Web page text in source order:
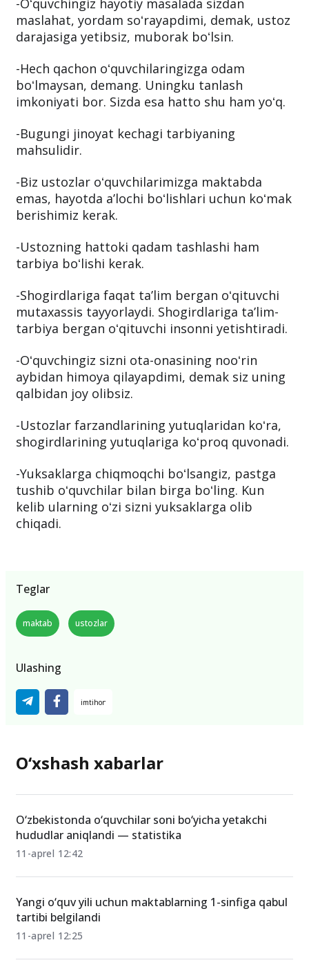
-Oʻquvchingiz hayotiy masalada sizdan
maslahat, yordam soʻrayapdimi, demak, ustoz
darajasiga yetibsiz, muborak boʻlsin.
-Hech qachon oʻquvchilaringizga odam
boʻlmaysan, demang. Uningku tanlash
imkoniyati bor. Sizda esa hatto shu ham yoʻq.
-Bugungi jinoyat kechagi tarbiyaning
mahsulidir.
-Biz ustozlar oʻquvchilarimizga maktabda
emas, hayotda aʼlochi boʻlishlari uchun koʻmak
berishimiz kerak.
-Ustozning hattoki qadam tashlashi ham
tarbiya boʻlishi kerak.
-Shogirdlariga faqat taʼlim bergan oʻqituvchi
mutaxassis tayyorlaydi. Shogirdlariga taʼlim-
tarbiya bergan oʻqituvchi insonni yetishtiradi.
-Oʻquvchingiz sizni ota-onasining nooʻrin
aybidan himoya qilayapdimi, demak siz uning
qalbidan joy olibsiz.
-Ustozlar farzandlarining yutuqlaridan koʻra,
shogirdlarining yutuqlariga koʻproq quvonadi.
-Yuksaklarga chiqmoqchi boʻlsangiz, pastga
tushib oʻquvchilar bilan birga boʻling. Kun
kelib ularning oʻzi sizni yuksaklarga olib
chiqadi.
Teglar
maktab ustozlar
Ulashing
O‘xshash xabarlar
O‘zbekistonda o‘quvchilar soni bo‘yicha yetakchi
hududlar aniqlandi — statistika
11-aprel 12:42
Yangi o‘quv yili uchun maktablarning 1-sinfiga qabul
tartibi belgilandi
11-aprel 12:25